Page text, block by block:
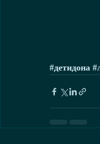
#детидона